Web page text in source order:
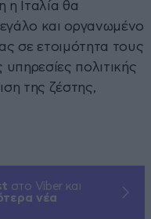
Ιταλία θα
και οργανωμένο
σε ετοιμότητα τους
υπηρεσίες πολιτικής
της ζέστης,
στο Viber και
νέα